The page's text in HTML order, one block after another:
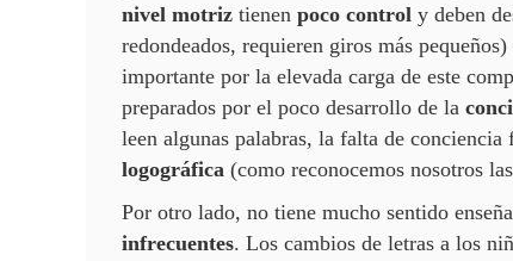
nivel motriz tienen poco control y deben
redondeados, requieren giros más
importante por la elevada carga de este
preparados por el poco desarrollo de la
leen algunas palabras, la falta de
logográfica (como reconocemos nosotros
Por otro lado, no tiene mucho sentido
infrecuentes. Los cambios de letras a los